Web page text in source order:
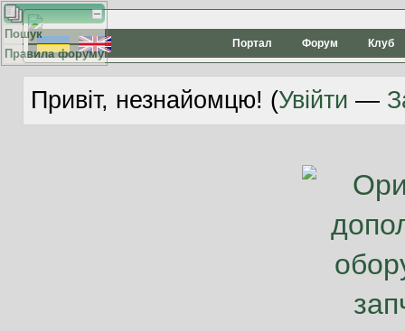
Портал Форум Клуб
Привіт, незнайомцю! (Увійти —
Пошук
Правила форуму